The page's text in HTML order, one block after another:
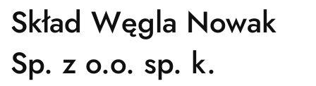
Skład Węgla Nowak
Sp. z o.o. sp. k.